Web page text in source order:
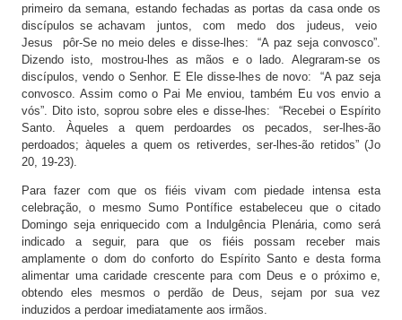
primeiro da semana, estando fechadas as portas da casa onde os
discípulos se achavam juntos, com medo dos judeus, veio
Jesus pôr-Se no meio deles e disse-lhes: “A paz seja convosco”.
Dizendo isto, mostrou-lhes as mãos e o lado. Alegraram-se os
discípulos, vendo o Senhor. E Ele disse-lhes de novo: “A paz seja
convosco. Assim como o Pai Me enviou, também Eu vos envio a
vós”. Dito isto, soprou sobre eles e disse-lhes: “Recebei o Espírito
Santo. Àqueles a quem perdoardes os pecados, ser-lhes-ão
perdoados; àqueles a quem os retiverdes, ser-lhes-ão retidos” (Jo
20, 19-23).
Para fazer com que os fiéis vivam com piedade intensa esta
celebração, o mesmo Sumo Pontífice estabeleceu que o citado
Domingo seja enriquecido com a Indulgência Plenária, como será
indicado a seguir, para que os fiéis possam receber mais
amplamente o dom do conforto do Espírito Santo e desta forma
alimentar uma caridade crescente para com Deus e o próximo e,
obtendo eles mesmos o perdão de Deus, sejam por sua vez
induzidos a perdoar imediatamente aos irmãos.